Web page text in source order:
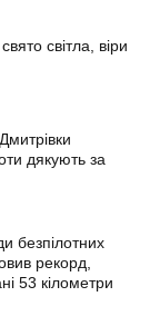
світла, віри
дякують за
безпілотних
рекорд,
53 кілометри